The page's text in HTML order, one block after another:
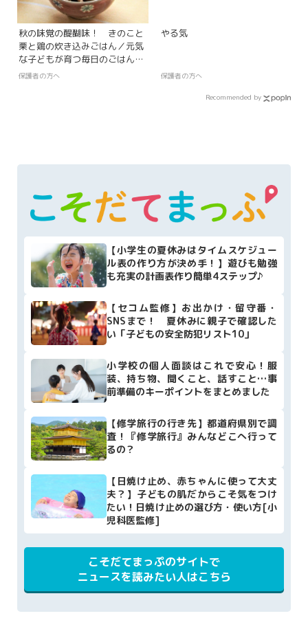
秋の味覚の醍醐味！ きのこと
栗と鶏の炊き込みごはん／元気
な子どもが育つ毎日のごはん
【第47回（最終回）】
保護者の方へ
やる気
保護者の方へ
Recommended by
【小学生の夏休みはタイムスケジュー
ル表の作り方が決め手！】遊びも勉強
も充実の計画表作り簡単4ステップ♪
【セコム監修】お出かけ・留守番・
SNSまで！ 夏休みに親子で確認した
い「子どもの安全防犯リスト10」
小学校の個人面談はこれで安心！服
装、持ち物、聞くこと、話すこと…事
前準備のキーポイントをまとめました
【修学旅行の行き先】都道府県別で調
査！『修学旅行』みんなどこへ行って
るの？
【日焼け止め、赤ちゃんに使って大丈
夫？】子どもの肌だからこそ気をつけ
たい！日焼け止めの選び方・使い方[小
児科医監修]
こそだてまっぷのサイトで
ニュースを読みたい人はこちら